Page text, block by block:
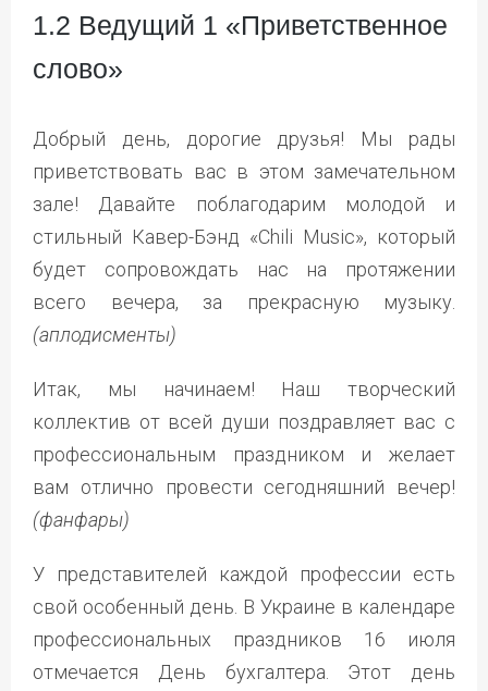
1.2 Ведущий 1 «Приветственное
слово»
Добрый день, дорогие друзья! Мы рады
приветствовать вас в этом замечательном
зале! Давайте поблагодарим молодой и
стильный Кавер-Бэнд «Chili Music», который
будет сопровождать нас на протяжении
всего вечера, за прекрасную музыку.
(аплодисменты)
Итак, мы начинаем! Наш творческий
коллектив от всей души поздравляет вас с
профессиональным праздником и желает
вам отлично провести сегодняшний вечер!
(фанфары)
У представителей каждой профессии есть
свой особенный день. В Украине в календаре
профессиональных праздников 16 июля
отмечается День бухгалтера. Этот день